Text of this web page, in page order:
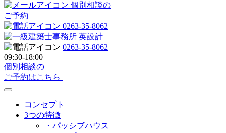
個別相談の
ご予約
0263-35-8062
0263-35-8062
09:30-18:00
個別相談の
ご予約はこちら
コンセプト
3つの特徴
・パッシブハウス